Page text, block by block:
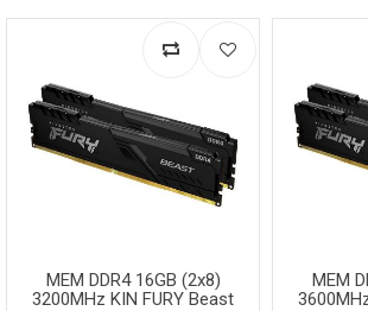
MEM DDR4 16GB (2x8)
3200MHz KIN FURY Beast
MEM